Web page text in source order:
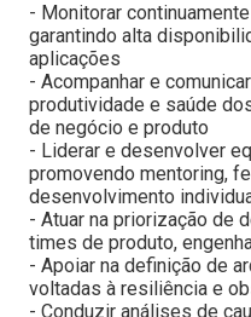
- Monitorar
garantindo alta
aplicações
- Acompanhar e
produtividade e saúde
de negócio e produto
- Liderar e desenvolver
promovendo mentoring,
desenvolvimento
- Atuar na priorização de
times de produto,
- Apoiar na definição de
voltadas à resiliência e
- Conduzir análises de